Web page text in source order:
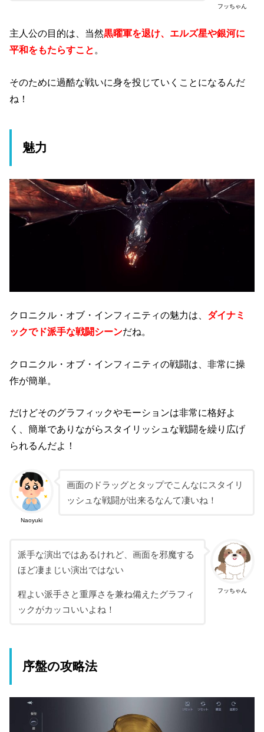
フッちゃん
主人公の目的は、当然黒曜軍を退け、エルズ星や銀河に
平和をもたらすこと 。
そのために過酷な戦いに身を投じていくことになるんだ
ね！
魅力
クロニクル・オブ・インフィニティの魅力は、 ダイナミ
ックでド派手な戦闘シーンだね。
クロニクル・オブ・インフィニティの戦闘は、非常に操
作が簡単。
だけどそのグラフィックやモーションは非常に格好よ
く、簡単でありながらスタイリッシュな戦闘を繰り広げ
られるんだよ！
Naoyuki
画面のドラッグとタップでこんなにスタイリ
ッシュな戦闘が出来るなんて凄いね！
フッちゃん
派手な演出ではあるけれど、画面を邪魔する
ほど凄まじい演出ではない
程よい派手さと重厚さを兼ね備えたグラフィ
ックがカッコいいよね！
序盤の攻略法